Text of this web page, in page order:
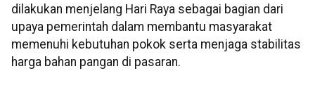
dilakukan menjelang Hari Raya sebagai bagian dari
upaya pemerintah dalam membantu masyarakat
memenuhi kebutuhan pokok serta menjaga stabilitas
harga bahan pangan di pasaran.